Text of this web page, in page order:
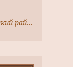
Московская область, Дмитровский район, г. Яхрома, южная окраина